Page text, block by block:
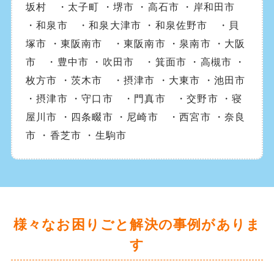
坂村 ・太子町 ・堺市 ・高石市 ・岸和田市
・和泉市 ・和泉大津市 ・和泉佐野市 ・貝
塚市 ・東阪南市 ・東阪南市 ・泉南市 ・大阪
市 ・豊中市 ・吹田市 ・箕面市 ・高槻市 ・
枚方市 ・茨木市 ・摂津市 ・大東市 ・池田市
・摂津市 ・守口市 ・門真市 ・交野市 ・寝
屋川市 ・四条畷市 ・尼崎市 ・西宮市 ・奈良
市 ・香芝市 ・生駒市
様々なお困りごと解決の事例がありま
す